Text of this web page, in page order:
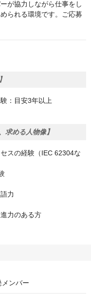
が協力しながら仕事をし
られる環境です。ご応募
：目安3年以上
求める人物像】
スの経験（IEC 62304な
力
力のある方
ンバー